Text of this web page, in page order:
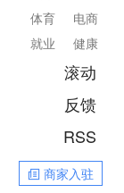
电商
健康
体育
就业
滚动
反馈
RSS
商家入驻